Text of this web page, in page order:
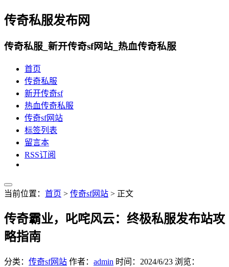
传奇私服发布网
传奇私服_新开传奇sf网站_热血传奇私服
首页
传奇私服
新开传奇sf
热血传奇私服
传奇sf网站
标签列表
留言本
RSS订阅
当前位置： 首页 > 传奇sf网站 > 正文
传奇霸业，叱咤风云：终极私服发布站攻
略指南
分类： 传奇sf网站 作者： admin 时间： 2024/6/23 浏览：